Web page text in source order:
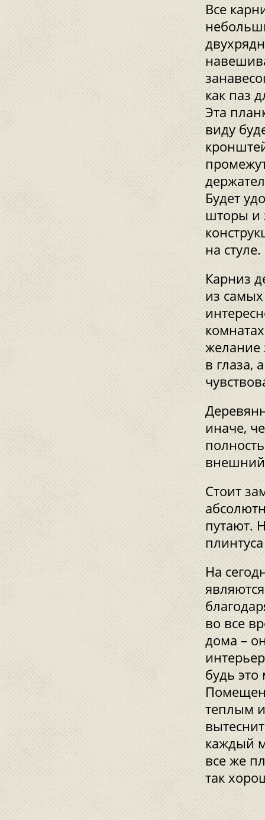
Все
как паз
Эта
виду
Будет
шторы и
на стуле.
Карниз
из
желание
в глаза,
иначе,
внешний
Стоит
путают.
На
во все
дома –
будь
теплым
каждый
все же
так